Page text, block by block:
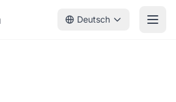
Deutsch